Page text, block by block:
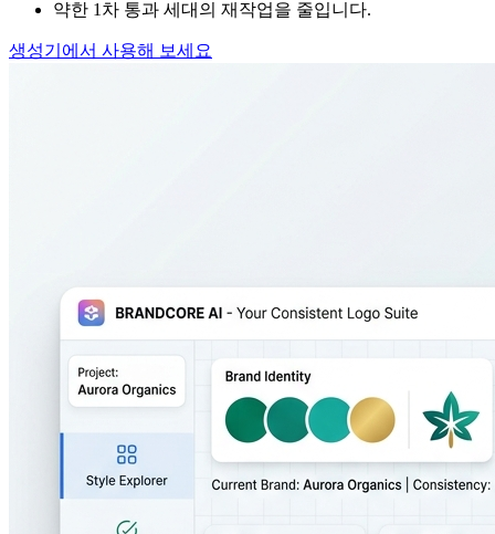
약한 1차 통과 세대의 재작업을 줄입니다.
생성기에서 사용해 보세요